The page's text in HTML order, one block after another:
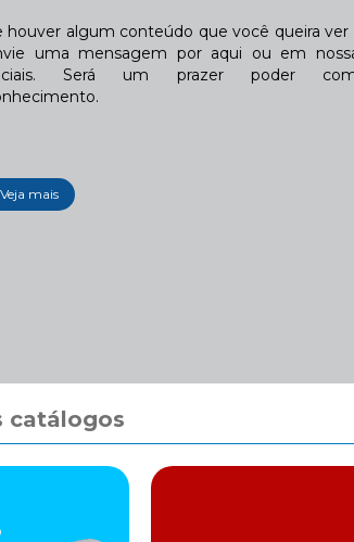
houver algum conteúdo que você queira ver
uma mensagem por aqui ou em
Será um prazer poder
Veja mais
catálogos